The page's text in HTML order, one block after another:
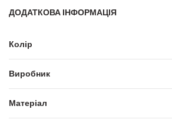
ДОДАТКОВА ІНФОРМАЦІЯ
Колір
Виробник
Матеріал